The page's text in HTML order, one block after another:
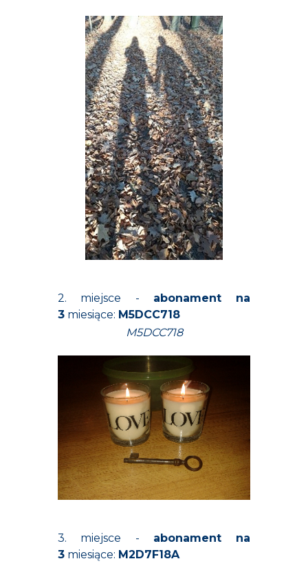
2. miejsce - abonament na
3 miesiące: M5DCC718
M5DCC718
3. miejsce - abonament na
3 miesiące: M2D7F18A